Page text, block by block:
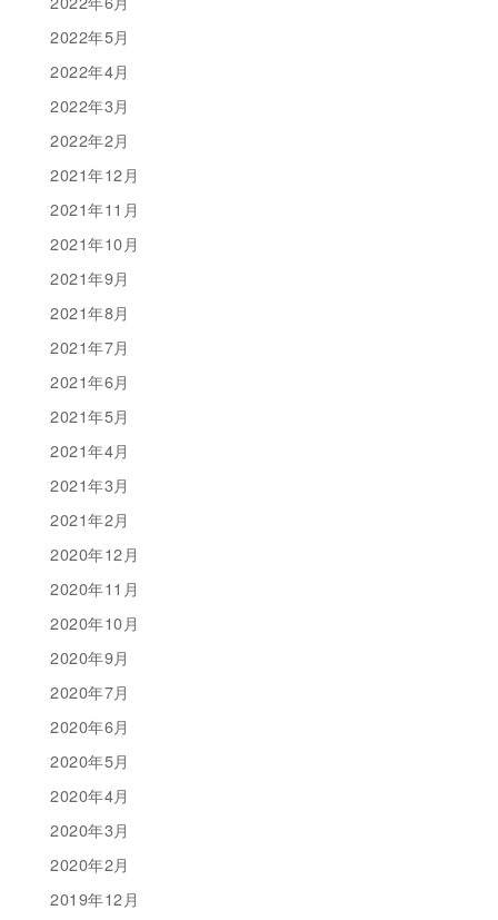
2022年5月
2022年4月
2022年3月
2022年2月
2021年12月
2021年11月
2021年10月
2021年9月
2021年8月
2021年7月
2021年6月
2021年5月
2021年4月
2021年3月
2021年2月
2020年12月
2020年11月
2020年10月
2020年9月
2020年7月
2020年6月
2020年5月
2020年4月
2020年3月
2020年2月
2019年12月